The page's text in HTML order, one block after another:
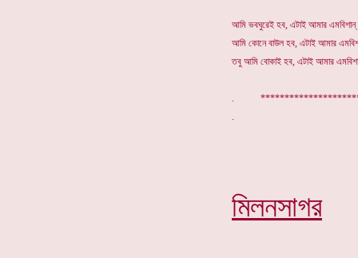
আমি ভবঘুরেই হব, এটাই আমার
আমি কোনে বাউল হব, এটাই আমার
তবু আমি বোকাই হব, এটাই আমার
.
মিলনসাগর